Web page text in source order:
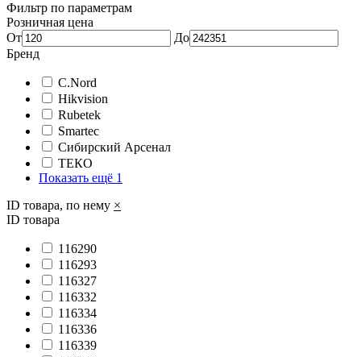
Фильтр по параметрам
Розничная цена
От
До
Бренд
C.Nord
Hikvision
Rubetek
Smartec
Сибирский Арсенал
ТЕКО
Показать ещё 1
ID товара, по нему ×
ID товара
116290
116293
116327
116332
116334
116336
116339